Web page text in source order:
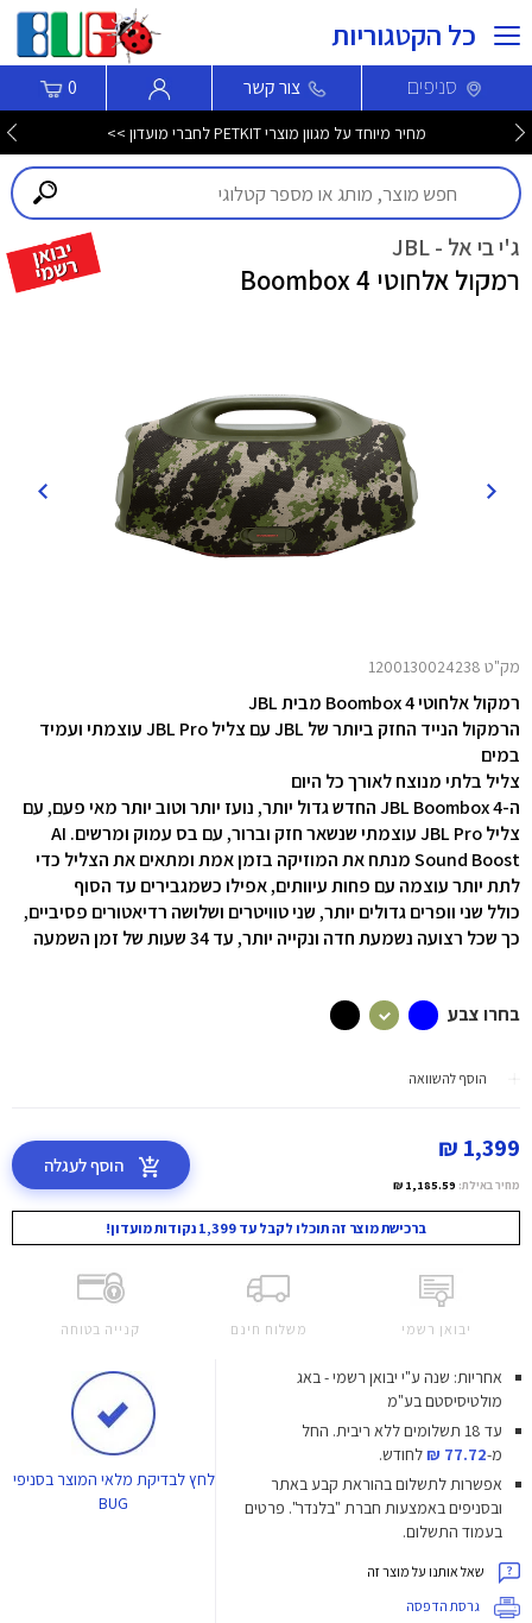
כל הקטגוריות
סניפים צור קשר 0
מחיר מיוחד על מגוון מוצרי PETKIT לחברי מועדון >>
ג'י בי אל - JBL
רמקול אלחוטי Boombox 4
מק"ט 1200130024238
רמקול אלחוטי Boombox 4 מבית JBL
הרמקול הנייד החזק ביותר של JBL עם צליל JBL Pro עוצמתי ועמיד
במים
צליל בלתי מנוצח לאורך כל היום
ה-JBL Boombox 4 החדש גדול יותר, נועז יותר וטוב יותר מאי פעם, עם
צליל JBL Pro עוצמתי שנשאר חזק וברור, עם בס עמוק ומרשים. AI
Sound Boost מנתח את המוזיקה בזמן אמת ומתאים את הצליל כדי
לתת יותר עוצמה עם פחות עיוותים, אפילו כשמגבירים עד הסוף
כולל שני וופרים גדולים יותר, שני טוויטרים ושלושה רדיאטורים פסיביים,
כך שכל רצועה נשמעת חדה ונקייה יותר, עד 34 שעות של זמן השמעה
בחרו צבע
הוסף להשוואה
1,399 ₪
מחיר באילת: 1,185.59 ₪
הוסף לעגלה
ברכישת מוצר זה תוכלו לקבל עד 1,399 נקודות מועדון!
יבואן רשמי משלוח חינם קנייה בטוחה
אחריות: שנה ע"י יבואן רשמי - באג
מולטיסיסטם בע"מ
עד 18 תשלומים ללא ריבית.
החל
מ-77.72 ₪
לחודש.
אפשרות לתשלום בהוראת קבע באתר
ובסניפים באמצעות חברת "בלנדר". פרטים
בעמוד התשלום.
שאל אותנו על מוצר זה
גרסת הדפסה
לחץלבדיקת מלאי המוצר בסניפי
BUG